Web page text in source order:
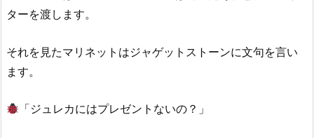
ターを渡します。
それを見たマリネットはジャゲットストーンに文句を言い
ます。
「ジュレカにはプレゼントないの？」